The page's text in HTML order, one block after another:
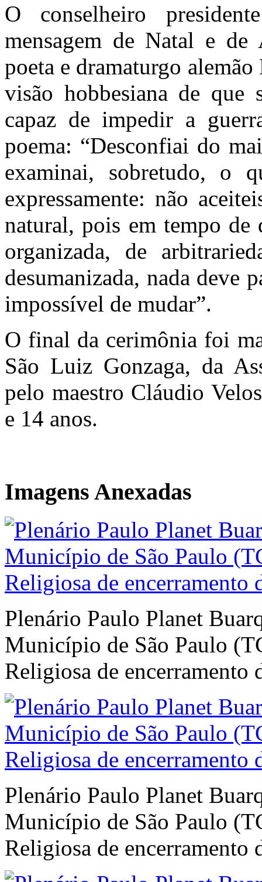
O conselheiro
mensagem de Natal e
poeta e dramaturgo
visão hobbesiana de que
capaz de impedir a
poema: “Desconfiai do
examinai, sobretudo, o
expressamente: não
natural, pois em tempo de
organizada, de
desumanizada, nada deve
impossível de mudar”.
O final da cerimônia foi
São Luiz Gonzaga, da
pelo maestro Cláudio
e 14 anos.
Imagens Anexadas
Plenário Paulo Planet
Município de São Paulo
Religiosa de encerramento
Plenário Paulo Planet
Município de São Paulo
Religiosa de encerramento